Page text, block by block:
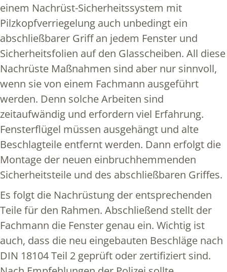
einem Nachrüst-Sicherheitssystem mit
Pilzkopfverriegelung auch unbedingt ein
abschließbarer Griff an jedem Fenster und
Sicherheitsfolien auf den Glasscheiben. All diese
Nachrüste Maßnahmen sind aber nur sinnvoll,
wenn sie von einem Fachmann ausgeführt
werden. Denn solche Arbeiten sind
zeitaufwändig und erfordern viel Erfahrung.
Fensterflügel müssen ausgehängt und alte
Beschlagteile entfernt werden. Dann erfolgt die
Montage der neuen einbruchhemmenden
Sicherheitsteile und des abschließbaren Griffes.
Es folgt die Nachrüstung der entsprechenden
Teile für den Rahmen. Abschließend stellt der
Fachmann die Fenster genau ein. Wichtig ist
auch, dass die neu eingebauten Beschläge nach
DIN 18104 Teil 2 geprüft oder zertifiziert sind.